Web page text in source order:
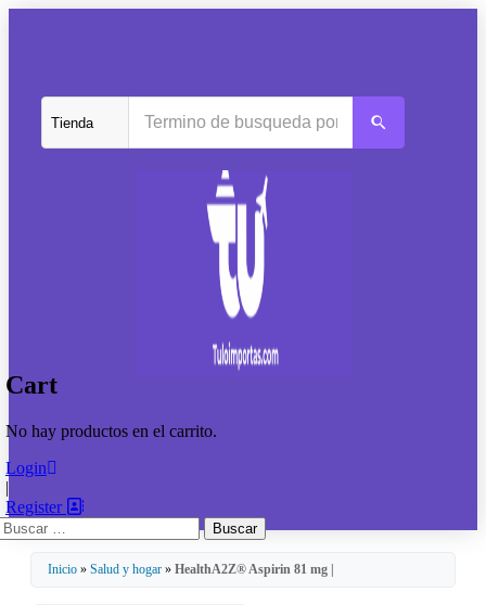
Cart
No hay productos en el carrito.
Login
|
Register
Inicio » Salud y hogar » HealthA2Z® Aspirin 81 mg |